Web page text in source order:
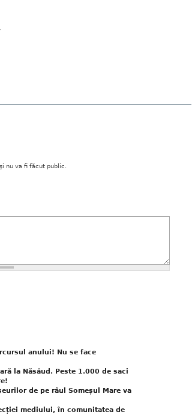
nu va fi făcut public.
anului! Nu se face
la Năsăud. Peste 1.000 de saci
de pe râul Someșul Mare va
mediului, în comunitatea de